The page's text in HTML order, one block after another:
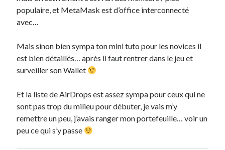
populaire, et MetaMask est d’office interconnecté
avec…
Mais sinon bien sympa ton mini tuto pour les novices il
est bien détaillés… après il faut rentrer dans le jeu et
surveiller son Wallet
Et la liste de AirDrops est assez sympa pour ceux qui ne
sont pas trop du milieu pour débuter, je vais m’y
remettre un peu, j’avais ranger mon portefeuille… voir un
peu ce qui s’y passe